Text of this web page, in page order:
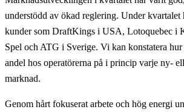
understödd av ökad reglering. Under kvartalet
kunder som DraftKings i USA, Lotoquebec i
Spel och ATG i Sverige. Vi kan konstatera
andel hos operatörerna på i princip varje ny-
marknad.
Genom hårt fokuserat arbete och hög energi